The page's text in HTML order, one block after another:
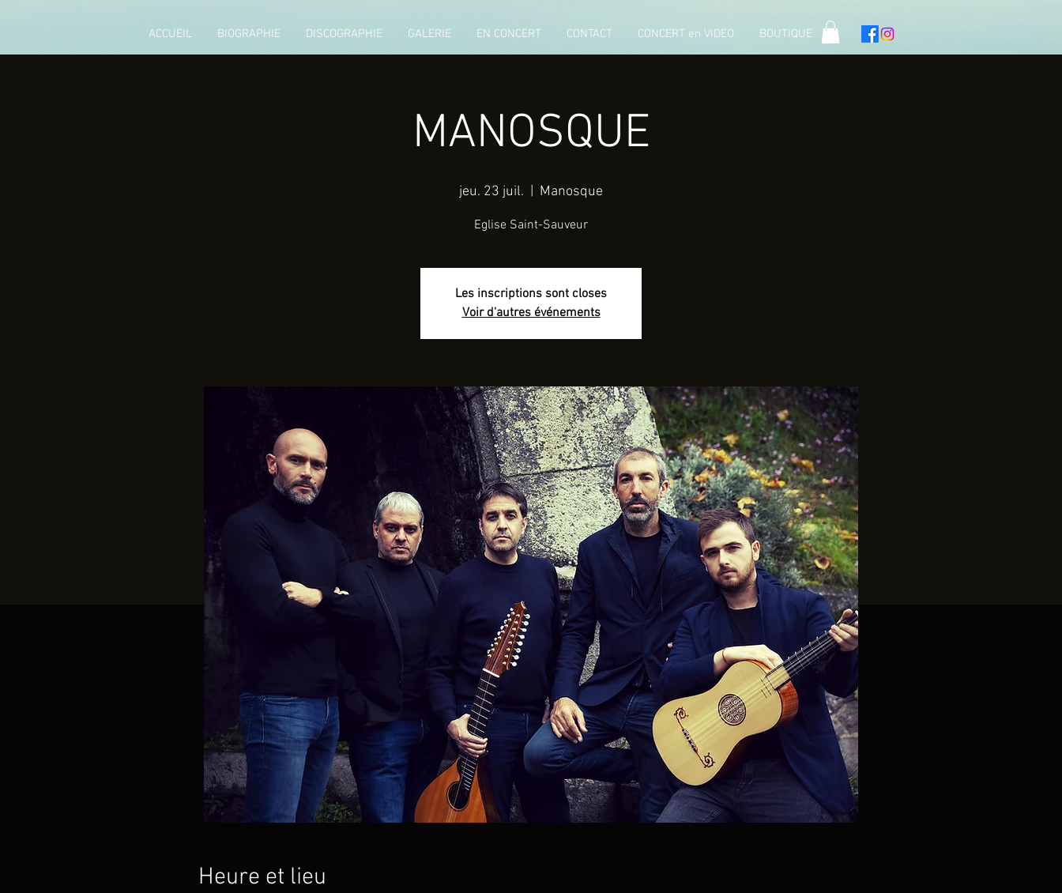
ACCUEIL BIOGRAPHIE DISCOGRAPHIE GALERIE EN CONCERT CONTACT CONCERT en VIDEO BOUTIQUE
MANOSQUE
jeu. 23 juil. Manosque
Eglise Saint-Sauveur
Les inscriptions sont closes
Voir d'autres événements
Heure et lieu